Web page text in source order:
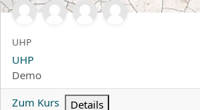
Kurzer Kursname
UHP
Kursname
UHP
Kursbereich
Demo
Zum Kurs
Details